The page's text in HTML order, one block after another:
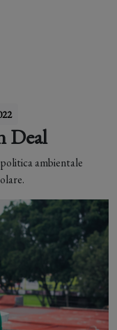
Deal
ambientale